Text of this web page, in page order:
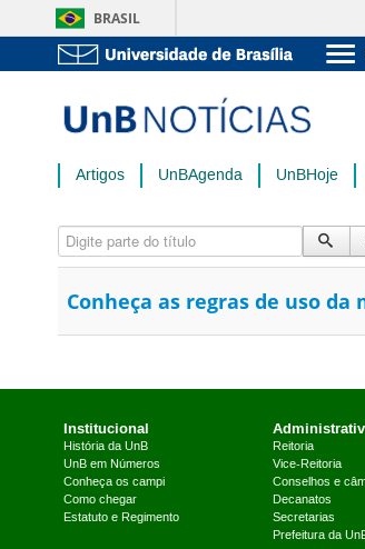
BRASIL
Artigos UnBAgenda UnBHoje
Digite parte do título
Conheça as regras de uso da
Institucional
História da UnB
UnB em Números
Conheça os campi
Como chegar
Estatuto e Regimento
Reitoria
Vice-Reitoria
Conselhos e
Decanatos
Secretarias
Prefeitura da